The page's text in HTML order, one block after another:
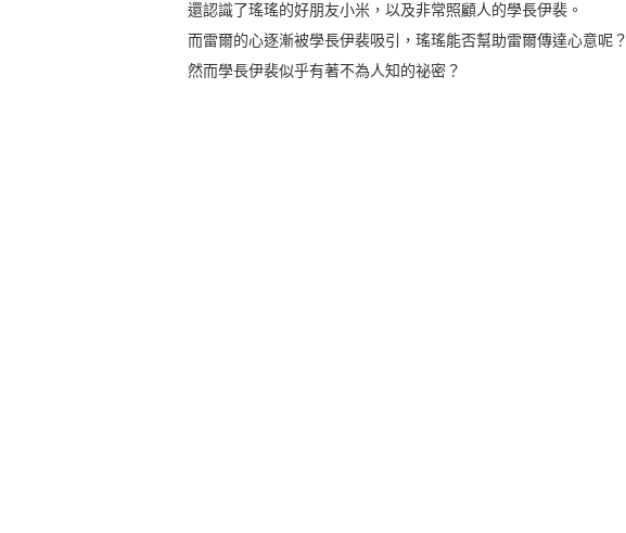
還認識了瑤瑤的好朋友小米，以及非常照顧人的學長伊裴。
而雷爾的心逐漸被學長伊裴吸引，瑤瑤能否幫助雷爾傳達心意呢？
然而學長伊裴似乎有著不為人知的祕密？